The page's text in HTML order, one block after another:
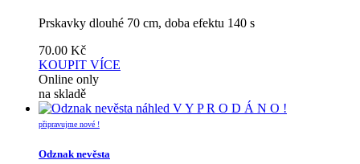
Prskavky dlouhé 70 cm, doba efektu 140 s
70.00 Kč
KOUPIT VÍCE
Online only
na skladě
náhled V Y P R O D Á N O !
připravujme nové !
Odznak nevěsta